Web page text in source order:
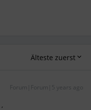
Älteste zuerst
Forum|Forum|5 years ago
,